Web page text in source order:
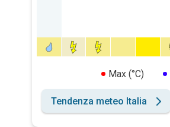
Max (°C)
Tendenza meteo Italia